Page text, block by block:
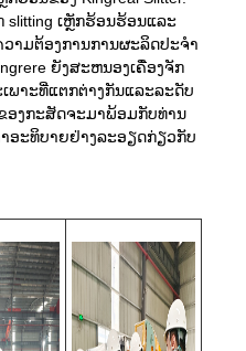
slitting ເຫຼັກຮ້ອນຮ້ອນແລະ
າມຕ້ອງການການຜະລິດປະຈໍາ
ຍັງສະຫນອງເຄື່ອງຈັກ
າະທີ່ແຕກຕ່າງກັນແລະລະດັບ
ອງກະສັດຈະມາພ້ອມກັບທ່ານ
ະທິບາຍຢ່າງລະອຽດກ່ຽວກັບ